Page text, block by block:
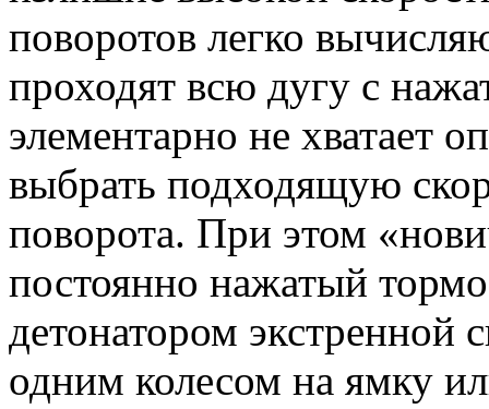
поворотов легко
проходят всю дугу с
элементарно не хватает
выбрать подходящую
поворота. При этом
постоянно нажатый
детонатором экстренной
одним колесом на ямку